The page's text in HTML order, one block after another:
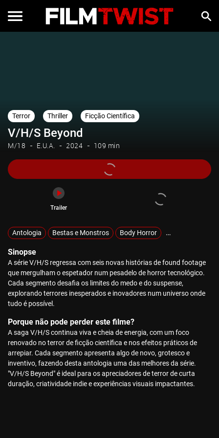
Terror Thriller Ficção Científica
V/H/S Beyond
M/18 E.U.A. 2024 109 min
Trailer
Antologia Bestas e Monstros Body Horror Demónios e
Sinopse
A série V/H/S regressa com seis novas histórias de found footage
que mergulham o espetador num pesadelo de horror tecnológico.
Cada segmento desafia os limites do medo e do suspense,
explorando terrores inesperados e inovadores num universo onde
tudo é possível.
Porque não pode perder este filme?
A saga V/H/S continua viva e cheia de energia, com um foco
renovado no terror de ficção científica e nos efeitos práticos de
arrepiar. Cada segmento apresenta algo de novo, grotesco e
inventivo, fazendo desta antologia uma das melhores da série.
"V/H/S Beyond" é ideal para os apreciadores de terror de curta
duração, criatividade indie e experiências visuais impactantes.